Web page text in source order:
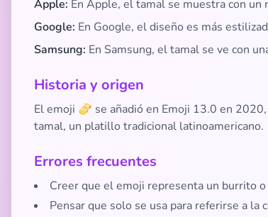
Apple: En Apple, el tamal se muestra con un
Google: En Google, el diseño es más
Samsung: En Samsung, el tamal se ve con
Historia y origen
El emoji 🫔 se añadió en Emoji 13.0 en
tamal, un platillo tradicional latinoamericano.
Errores frecuentes
Creer que el emoji representa un burrito o
Pensar que solo se usa para referirse a la